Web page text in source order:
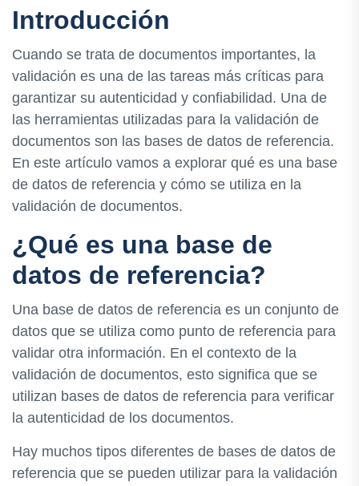
Introducción
Cuando se trata de documentos importantes, la
validación es una de las tareas más críticas para
garantizar su autenticidad y confiabilidad. Una de
las herramientas utilizadas para la validación de
documentos son las bases de datos de referencia.
En este artículo vamos a explorar qué es una base
de datos de referencia y cómo se utiliza en la
validación de documentos.
¿Qué es una base de
datos de referencia?
Una base de datos de referencia es un conjunto de
datos que se utiliza como punto de referencia para
validar otra información. En el contexto de la
validación de documentos, esto significa que se
utilizan bases de datos de referencia para verificar
la autenticidad de los documentos.
Hay muchos tipos diferentes de bases de datos de
referencia que se pueden utilizar para la validación